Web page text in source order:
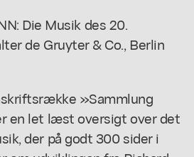
Die Musik des 20.
de Gruyter & Co., Berlin
»Sammlung
en let læst oversigt over det
der på godt 300 sider i